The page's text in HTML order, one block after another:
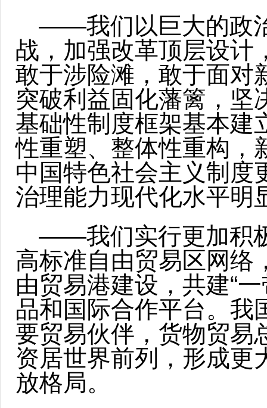
——我们以巨大的政
战，加强改革顶层设计
敢于涉险滩，敢于面对
突破利益固化藩篱，坚
基础性制度框架基本建
性重塑、整体性重构，
中国特色社会主义制度
治理能力现代化水平明
——我们实行更加积
高标准自由贸易区网络
由贸易港建设，共建“
品和国际合作平台。我
要贸易伙伴，货物贸易
资居世界前列，形成更
放格局。